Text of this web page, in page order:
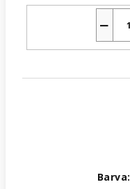
−